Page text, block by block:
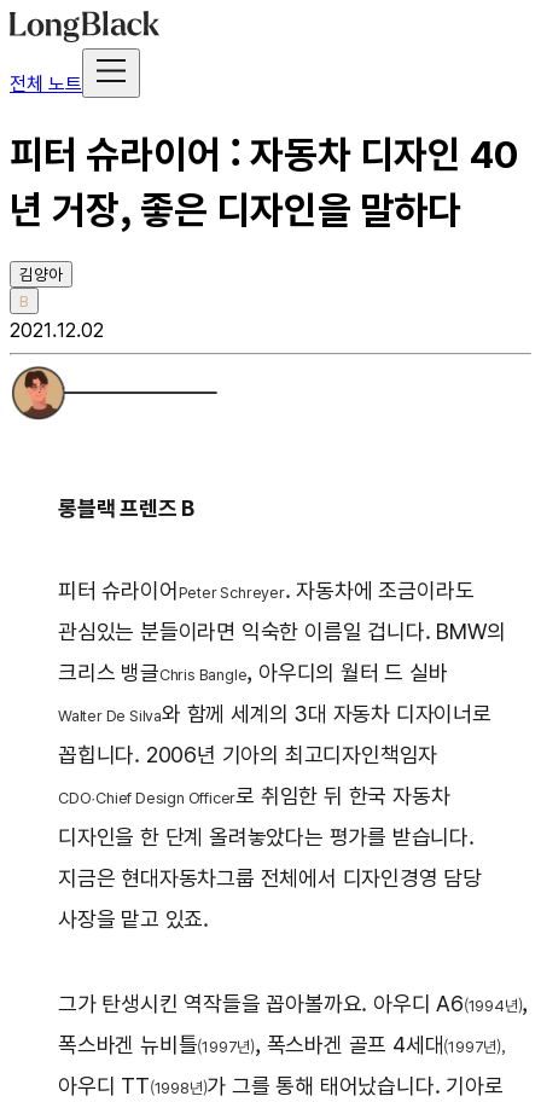
전체 노트
피터 슈라이어 : 자동차 디자인 40
년 거장, 좋은 디자인을 말하다
김양아
B
2021.12.02
롱블랙 프렌즈 B
피터 슈라이어 Peter Schreyer. 자동차에 조금이라도
관심있는 분들이라면 익숙한 이름일 겁니다. BMW의
크리스 뱅글Chris Bangle, 아우디의 월터 드 실바
Walter De Silva와 함께 세계의 3대 자동차 디자이너로
꼽힙니다. 2006년 기아의 최고디자인책임자
CDO·Chief Design Officer로 취임한 뒤 한국 자동차
디자인을 한 단계 올려놓았다는 평가를 받습니다.
지금은 현대자동차그룹 전체에서 디자인경영 담당
사장을 맡고 있죠.
그가 탄생시킨 역작들을 꼽아볼까요. 아우디 A6(1994년),
폭스바겐 뉴비틀(1997년), 폭스바겐 골프 4세대 (1997년),
아우디 TT(1998년)가 그를 통해 태어났습니다. 기아로